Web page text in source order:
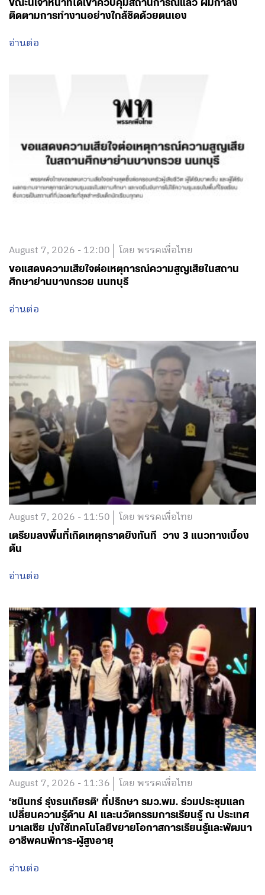
ขณะนี้เจ้าหน้าที่ได้เข้าควบคุมสถานการณ์แล้ว ผมกำลัง
ติดตามการทำงานอย่างใกล้ชิดด้วยตนเอง
อ่านต่อ
August 7, 2026 - 12:00 โดย พรรคเพื่อไทย
ขอแสดงความเสียใจต่อเหตุการณ์ความสูญเสียในสถาน
ศึกษาย่านบางกรวย นนทบุรี
อ่านต่อ
August 7, 2026 - 11:50 โดย พรรคเพื่อไทย
เตรียมลงพื้นที่เกิดเหตุกราดยิงทันที วาง 3 แนวทางเบื้อง
ต้น
อ่านต่อ
August 7, 2026 - 11:36 โดย พรรคเพื่อไทย
‘ชนินทร์ รุ่งธนเกียรติ’ ที่ปรึกษา รมว.พม. ร่วมประชุมแลก
เปลี่ยนความรู้ด้าน AI และนวัตกรรมการเรียนรู้ ณ ประเทศ
มาเลเซีย มุ่งใช้เทคโนโลยีขยายโอกาสการเรียนรู้และพัฒนา
อาชีพคนพิการ-ผู้สูงอายุ
อ่านต่อ